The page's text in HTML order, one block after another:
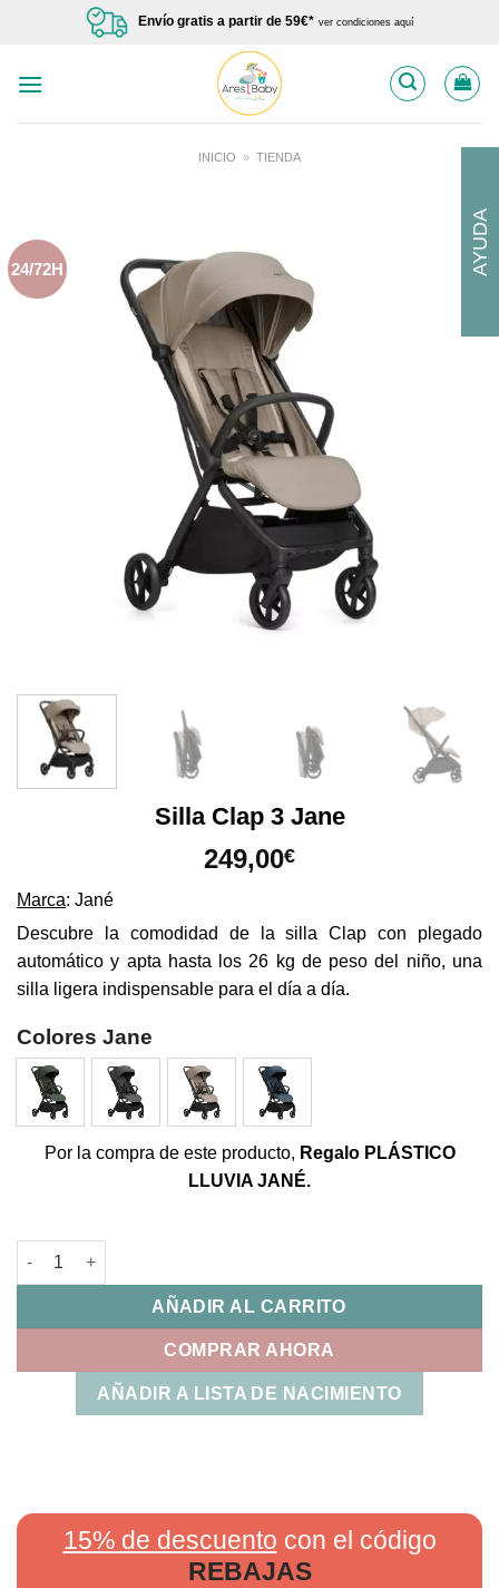
Envío gratis a partir de 59€* ver condiciones aquí
INICIO » TIENDA
24/72H
Silla Clap 3 Jane
249,00€
Marca: Jané
Descubre la comodidad de la silla Clap con plegado
automático y apta hasta los 26 kg de peso del niño, una
silla ligera indispensable para el día a día.
Colores Jane
Por la compra de este producto, Regalo PLÁSTICO
LLUVIA JANÉ.
Silla Clap 3 Jane cantidad
AÑADIR AL CARRITO
COMPRAR AHORA
AÑADIR A LISTA DE NACIMIENTO
15% de descuento con el código
REBAJAS
AYUDA